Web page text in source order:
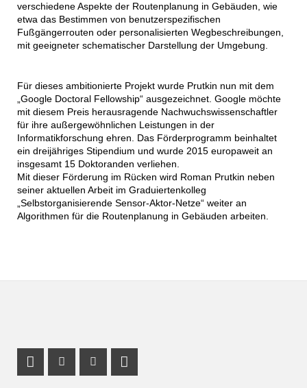
verschiedene Aspekte der Routenplanung in Gebäuden, wie
etwa das Bestimmen von benutzerspezifischen
Fußgängerrouten oder personalisierten Wegbeschreibungen,
mit geeigneter schematischer Darstellung der Umgebung.
Für dieses ambitionierte Projekt wurde Prutkin nun mit dem
„Google Doctoral Fellowship“ ausgezeichnet. Google möchte
mit diesem Preis herausragende Nachwuchswissenschaftler
für ihre außergewöhnlichen Leistungen in der
Informatikforschung ehren. Das Förderprogramm beinhaltet
ein dreijähriges Stipendium und wurde 2015 europaweit an
insgesamt 15 Doktoranden verliehen.
Mit dieser Förderung im Rücken wird Roman Prutkin neben
seiner aktuellen Arbeit im Graduiertenkolleg
„Selbstorganisierende Sensor-Aktor-Netze“ weiter an
Algorithmen für die Routenplanung in Gebäuden arbeiten.
Instagram Profile
Youtube Profile
LinkedIn Profile